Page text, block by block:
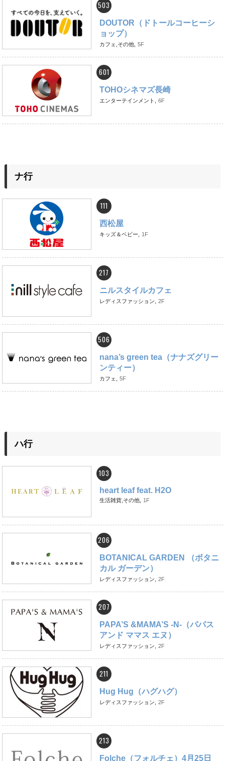
503
DOUTOR（ドトールコーヒーシ
ョップ）
カフェ,その他, 5F
601
TOHOシネマズ長崎
エンターテインメント, 6F
ナ行
111
西松屋
キッズ＆ベビー, 1F
217
ニルスタイルカフェ
レディスファッション, 2F
506
nana’s green tea（ナナズグリー
ンティー）
カフェ, 5F
ハ行
103
heart leaf feat. H2O
生活雑貨,その他, 1F
206
BOTANICAL GARDEN （ボタニ
カル ガーデン）
レディスファッション, 2F
207
PAPA’S &MAMA’S -N-（パパス
アンド ママス エヌ）
レディスファッション, 2F
211
Hug Hug（ハグハグ）
レディスファッション, 2F
213
Folche（フォルチェ）4月25日